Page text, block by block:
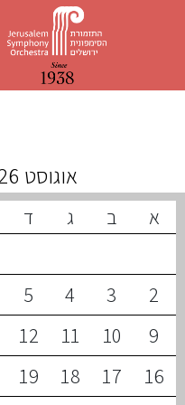
אוגוסט 2026
א ב ג ד
2
3
4
5
9
10
11
12
16
17
18
19